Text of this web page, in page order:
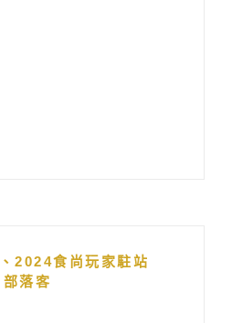
2024食尚玩家駐站
部落客